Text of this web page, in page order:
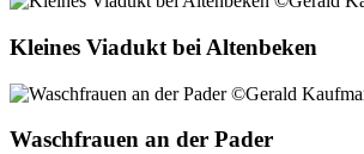
Kleines Viadukt bei Altenbeken
Waschfrauen an der Pader